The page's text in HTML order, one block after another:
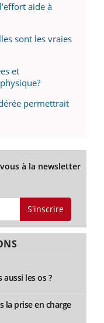
aide à
sont les vraies
et
permettrait
à la newsletter
S'inscrire
les os ?
la prise en charge